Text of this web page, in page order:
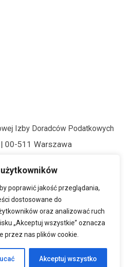
poprawić jakość przeglądania,
dostosowane do
oraz analizować ruch
„Akceptuj wszystkie” oznacza
przez nas plików cookie.
Akceptuj wszystko
Izby Doradców Podatkowych
00-511 Warszawa